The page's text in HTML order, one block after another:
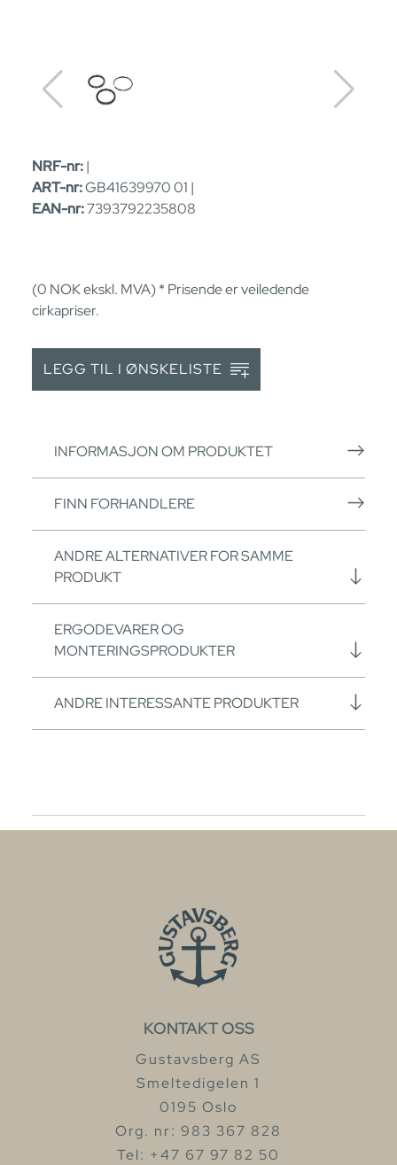
NRF-nr:|
ART-nr:GB41639970 01 |
EAN-nr:7393792235808
(0 NOKekskl. MVA) * Prisende er veiledende
cirkapriser.
LEGG TIL I ØNSKELISTE
INFORMASJON OM PRODUKTET
FINN FORHANDLERE
ANDRE ALTERNATIVER FOR SAMME
PRODUKT
ERGODEVARER OG
MONTERINGSPRODUKTER
ANDRE INTERESSANTE PRODUKTER
KONTAKT OSS
Gustavsberg AS
Smeltedigelen 1
0195 Oslo
Org. nr: 983 367 828
Tel: +47 67 97 82 50